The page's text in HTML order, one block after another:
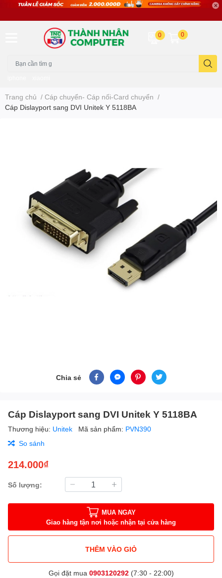
0 0
Trang chủ / Cáp chuyển- Cáp nối-Card chuyển /
Cáp Dislayport sang DVI Unitek Y 5118BA
Chia sẻ
Cáp Dislayport sang DVI Unitek Y 5118BA
Thương hiệu: Unitek Mã sản phẩm: PVN390
So sánh
214.000₫
Số lượng:
MUA NGAY
Giao hàng tận nơi hoặc nhận tại cửa hàng
THÊM VÀO GIỎ
Gọi đặt mua 0903120292(7:30 - 22:00)